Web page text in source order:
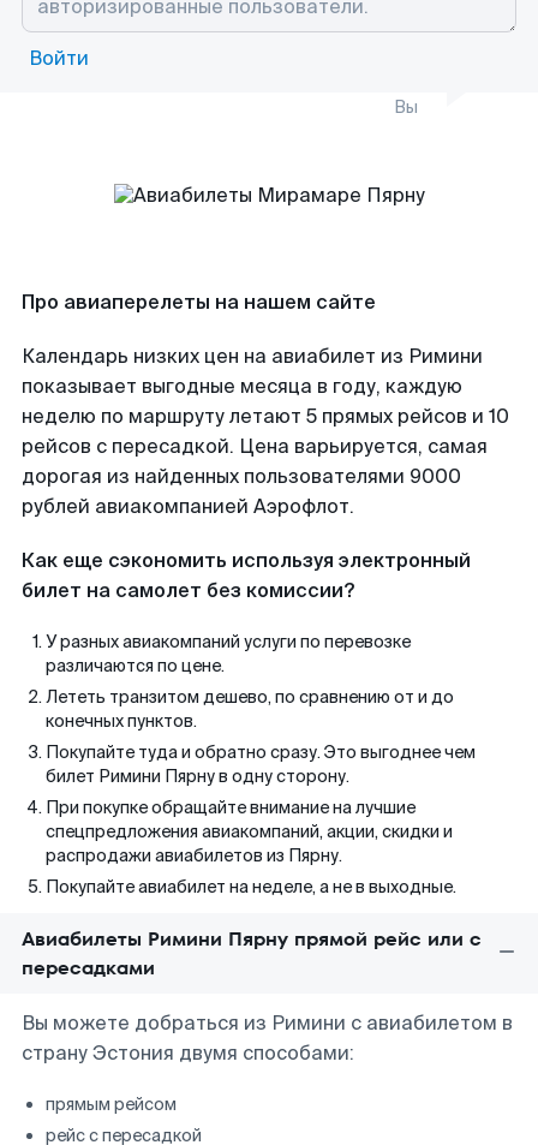
Войти
Вы
Про авиаперелеты на нашем сайте
Календарь низких цен на авиабилет из Римини
показывает выгодные месяца в году, каждую
неделю по маршруту летают 5 прямых рейсов и 10
рейсов с пересадкой. Цена варьируется, самая
дорогая из найденных пользователями 9000
рублей авиакомпанией Аэрофлот.
Как еще сэкономить используя электронный
билет на самолет без комиссии?
У разных авиакомпаний услуги по перевозке
различаются по цене.
Лететь транзитом дешево, по сравнению от и до
конечных пунктов.
Покупайте туда и обратно сразу. Это выгоднее чем
билет Римини Пярну в одну сторону.
При покупке обращайте внимание на лучшие
спецпредложения авиакомпаний, акции, скидки и
распродажи авиабилетов из Пярну.
Покупайте авиабилет на неделе, а не в выходные.
Авиабилеты Римини Пярну прямой рейс или с
пересадками
Вы можете добраться из Римини с авиабилетом в
страну Эстония двумя способами:
прямым рейсом
рейс с пересадкой